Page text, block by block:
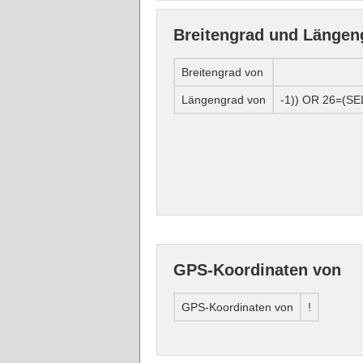
Breitengrad und
Breitengrad von
Längengrad von -1)) OR
GPS-Koordinaten von
GPS-Koordinaten von !